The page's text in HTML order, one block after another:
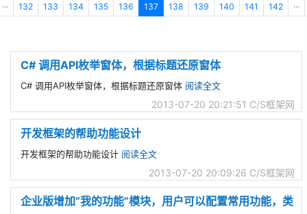
··· 132 133 134 135 136 137 138 139 140 141 142 ···
C# 调用API枚举窗体，根据标题还原窗体
C# 调用API枚举窗体，根据标题还原窗体 阅读全文
2013-07-20 20:21:51 C/S框架网
开发框架的帮助功能设计
开发框架的帮助功能设计 阅读全文
2013-07-20 20:09:26 C/S框架网
企业版增加“我的功能”模块，用户可以配置常用功能，类